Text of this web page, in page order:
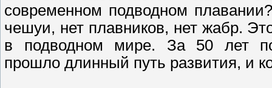
современном подводном
чешуи, нет плавников, нет жабр.
в подводном мире. За 50 лет
прошло длинный путь развития, и